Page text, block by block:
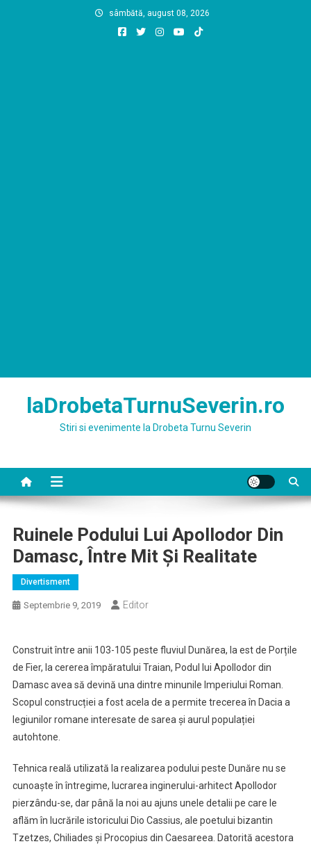
sâmbătă, august 08, 2026
laDrobetaTurnuSeverin.ro
Stiri si evenimente la Drobeta Turnu Severin
Ruinele Podului Lui Apollodor Din
Damasc, Între Mit Și Realitate
Divertisment
Septembrie 9, 2019 Editor
Construit între anii 103-105 peste fluviul Dunărea, la est de Porțile
de Fier, la cererea împăratului Traian, Podul lui Apollodor din
Damasc avea să devină una dintre minunile Imperiului Roman.
Scopul construcției a fost acela de a permite trecerea în Dacia a
legiunilor romane interesate de sarea și aurul populației
autohtone.
Tehnica reală utilizată la realizarea podului peste Dunăre nu se
cunoaște în întregime, lucrarea inginerului-arhitect Apollodor
pierzându-se, dar până la noi au ajuns unele detalii pe care le
aflăm în lucrările istoricului Dio Cassius, ale poetului bizantin
Tzetzes, Chiliades și Procopius din Caesareea. Datorită acestora